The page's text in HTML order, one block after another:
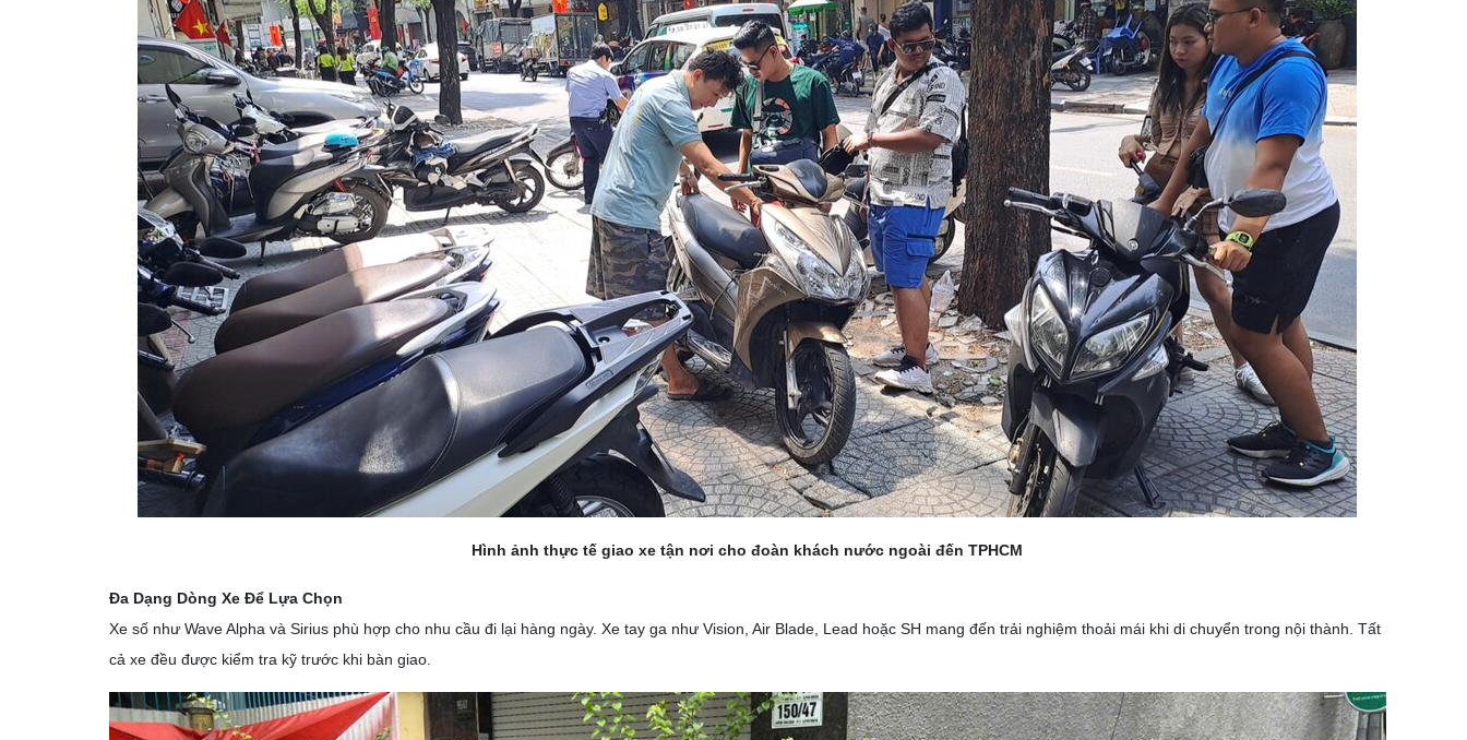
Hình ảnh thực tế giao xe tận nơi cho đoàn khách nước ngoài đến TPHCM
Đa Dạng Dòng Xe Để Lựa Chọn
Xe số như Wave Alpha và Sirius phù hợp cho nhu cầu đi lại hàng ngày. Xe tay ga như Vision, Air Blade, Lead hoặc SH mang đến trải nghiệm thoải mái khi di chuyển trong nội thành. Tất
cả xe đều được kiểm tra kỹ trước khi bàn giao.